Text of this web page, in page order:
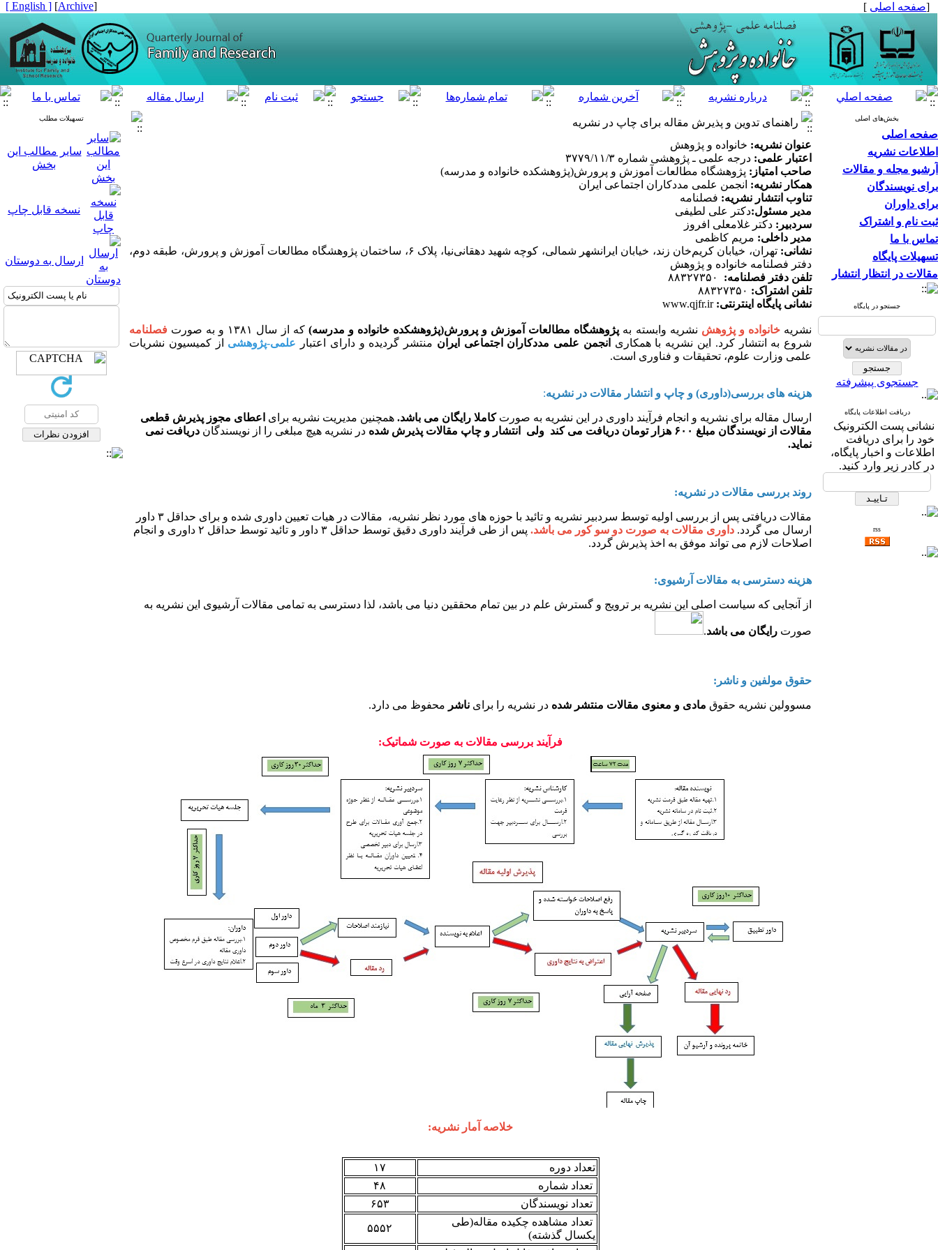
[صفحه اصلی ]
[
Archive
]
[ English ]
بخش‌های اصلی
صفحه اصلی
اطلاعات نشریه
آرشیو مجله و مقالات
برای نویسندگان
برای داوران
ثبت نام و اشتراک
تماس با ما
تسهیلات پایگاه
مقالات در انتظار انتشار
جستجو در پایگاه
جستجوی پیشرفته
دریافت اطلاعات پایگاه
نشانی پست الکترونیک
خود را برای دریافت
اطلاعات و اخبار پایگاه،
در کادر زیر وارد کنید.
rss
راهنمای تدوین و پذیرش مقاله برای چاپ در نشریه
عنوان نشریه: خانواده و پژوهش
اعتبار علمی: درجه علمی ـ پژوهشی شماره ۳۷۷۹/۱۱/۳
صاحب امتیاز: پژوهشگاه مطالعات آموزش و پرورش(پژوهشکده خانواده و مدرسه)
همکار نشریه: انجمن علمی مددکاران اجتماعی ایران
تناوب انتشار نشریه: فصلنامه
مدیر مسئول:دکتر علی لطیفی
سردبیر: دکتر غلامعلی افروز
مدیر داخلی: مریم کاظمی
نشانی:
تهران، خیابان کریم‌خان زند، خیابان ایرانشهر شمالی، کوچه شهید دهقانی­‌نیا، پلاک ۶، ساختمان پژوهشگاه مطالعات آموزش و پرورش، طبقه دوم،
دفتر فصلنامه خانواده و پژوهش
تلفن دفتر فصلنامه:
تلفن اشتراک: ۸۸۳۲۷۳۵۰
نشانی پایگاه اینترنتی: www.qjfr.ir
نشریهخانواده و پژوهش نشریه وابسته به پژوهشگاه مطالعات آموزش و پرورش(پژوهشکده خانواده و مدرسه) که از سال ۱۳۸۱ و به صورت
فصلنامه
شروع به انتشار کرد. این نشریه با همکاری
انجمن علمی مددکاران اجتماعی ایران منتشر گردیده و دارای اعتبار علمی-پژوهشی از کمیسیون نشریات
علمی وزارت علوم، تحقیقات و فناوری است.
هزینه های بررسی(داوری) و چاپ و انتشار مقالات در نشریه:
ارسال مقاله برای نشریه و انجام فرآیند داوری در این نشریه به صورت کاملا رایگان می باشد. همچنین مدیریت نشریه برای اعطای مجوز پذیرش قطعی
مقالات از نویسندگان مبلغ ۶۰۰ هزار تومان دریافت می کند ولی
انتشار و چاپ مقالات پذیرش شده در نشریه هیچ مبلغی را از نویسندگان دریافت نمی
نماید.
روند بررسی مقالات در نشریه:
مقالات دریافتی پس از بررسی اولیه توسط سردبیر نشریه و تائید با حوزه های مورد نظر نشریه، مقالات در هیات تعیین داوری شده و برای حداقل ۳ داور
ارسال می گردد. داوری مقالات به صورت دو سو کور می باشد.
پس از طی فرآیند داوری دقیق توسط حداقل ۳ داور و تائید توسط حداقل ۲ داوری و انجام
اصلاحات لازم می تواند موفق به اخذ پذیرش گردد.
هزینه دسترسی به مقالات آرشیوی:
از آنجایی که سیاست اصلی این نشریه بر ترویج و گسترش علم در بین تمام محققین دنیا می ­باشد، لذا دسترسی به تمامی مقالات آرشیوی این نشریه به
صورت رایگان می­ باشد.
حقوق مولفین و ناشر:
مسوولین نشریه حقوق مادی و معنوی مقالات منتشر شده در نشریه را برای ناشر محفوظ می دارد.
فرآیند بررسی مقالات به صورت شماتیک:
خلاصه آمار نشریه:
تعداد دوره
۱۷
تعداد شماره
۴۸
تعداد نویسندگان
۶۵۳
تعداد مشاهده چکیده مقاله(طی
یکسال گذشته)
۵۵۵۲
تسهیلات مطلب
سایر مطالب این
بخش
نسخه قابل چاپ
ارسال به دوستان